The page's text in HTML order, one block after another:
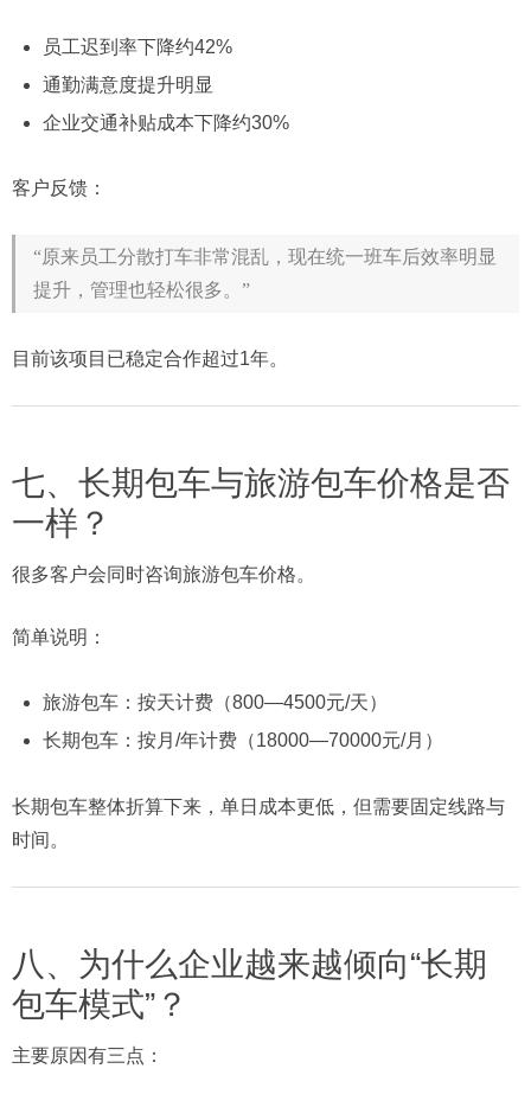
员工迟到率下降约42%
通勤满意度提升明显
企业交通补贴成本下降约30%
客户反馈：
“原来员工分散打车非常混乱，现在统一班车后效率明显
提升，管理也轻松很多。”
目前该项目已稳定合作超过1年。
七、长期包车与旅游包车价格是否
一样？
很多客户会同时咨询旅游包车价格。
简单说明：
旅游包车：按天计费（800—4500元/天）
长期包车：按月/年计费（18000—70000元/月）
长期包车整体折算下来，单日成本更低，但需要固定线路与
时间。
八、为什么企业越来越倾向“长期
包车模式”？
主要原因有三点：